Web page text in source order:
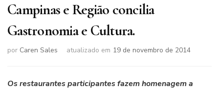
Campinas e Região concilia
Gastronomia e Cultura.
por Caren Sales atualizado em 19 de novembro de 2014
Os restaurantes participantes fazem homenagem a